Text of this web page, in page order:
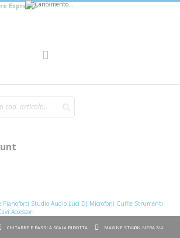
Espresso!
Pianoforti Studio Audio Luci DJ Microfoni Cuffie Strumenti
Accessori
CHITARRE E BASSI A SCALA RIDOTTA MAXINE STV40N NERA 3/4